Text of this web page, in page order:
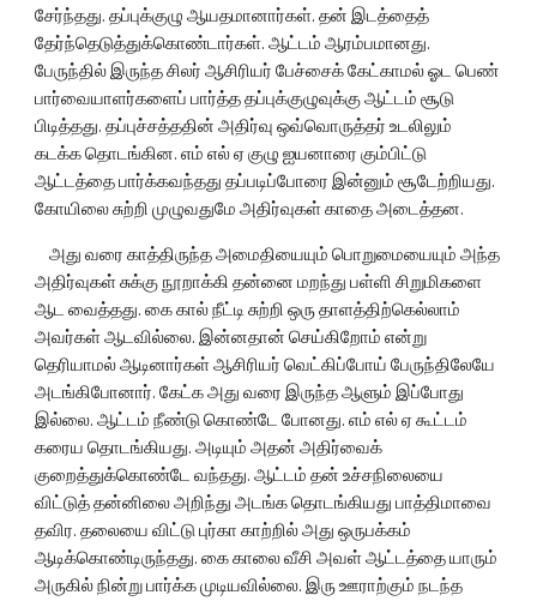
சேர்ந்தது. தப்புக்குழு ஆயதமானார்கள். தன் இடத்தைத்
தேர்ந்தெடுத்துக்கொண்டார்கள். ஆட்டம் ஆரம்பமானது.
பேருந்தில் இருந்த சிலர் ஆசிரியர் பேச்சைக் கேட்காமல் ஓட பெண்
பார்வையாளர்களைப் பார்த்த தப்புக்குழுவுக்கு ஆட்டம் சூடு
பிடித்தது. தப்புச்சத்ததின் அதிர்வு ஒவ்வொருத்தர் உடலிலும்
கடக்க தொடங்கின. எம் எல் ஏ குழு ஐயனாரை கும்பிட்டு
ஆட்டத்தை பார்க்கவந்தது தப்படிப்போரை இன்னும் சூடேற்றியது.
கோயிலை சுற்றி முழுவதுமே அதிர்வுகள் காதை அடைத்தன.
    அது வரை காத்திருந்த அமைதியையும் பொறுமையையும் அந்த
அதிர்வுகள் சுக்கு நூறாக்கி தன்னை மறந்து பள்ளி சிறுமிகளை
ஆட வைத்தது. கை கால் நீட்டி சுற்றி ஒரு தாளத்திற்கெல்லாம்
அவர்கள் ஆடவில்லை. இன்னதான் செய்கிறோம் என்று
தெரியாமல் ஆடினார்கள் ஆசிரியர் வெட்கிப்போய் பேருந்திலேயே
அடங்கிபோனார். கேட்க அது வரை இருந்த ஆளும் இப்போது
இல்லை. ஆட்டம் நீண்டு கொண்டே போனது. எம் எல் ஏ கூட்டம்
கரைய தொடங்கியது. அடியும் அதன் அதிர்வைக்
குறைத்துக்கொண்டே வந்தது. ஆட்டம் தன் உச்சநிலையை
விட்டுத் தன்னிலை அறிந்து அடங்க தொடங்கியது பாத்திமாவை
தவிர. தலையை விட்டு புர்கா காற்றில் அது ஒருபக்கம்
ஆடிக்கொண்டிருந்தது. கை காலை வீசி அவள் ஆட்டத்தை யாரும்
அருகில் நின்று பார்க்க முடியவில்லை. இரு ஊராற்கும் நடந்த